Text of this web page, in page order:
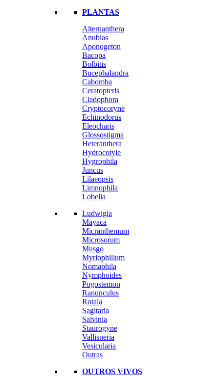
PLANTAS
Alternanthera
Anubias
Aponogeton
Bacopa
Bolbitis
Bucephalandra
Cabomba
Ceratopteris
Cladophora
Cryptocoryne
Echinodorus
Eleocharis
Glossostigma
Heteranthera
Hydrocotyle
Hygrophila
Juncus
Lilaeopsis
Limnophila
Lobelia
Ludwigia
Mayaca
Micranthemum
Microsorum
Musgo
Myriophillum
Nomaphila
Nymphoides
Pogostemon
Ranunculus
Rotala
Sagitaria
Salvinia
Staurogyne
Vallisneria
Vesicularia
Outras
OUTROS VIVOS